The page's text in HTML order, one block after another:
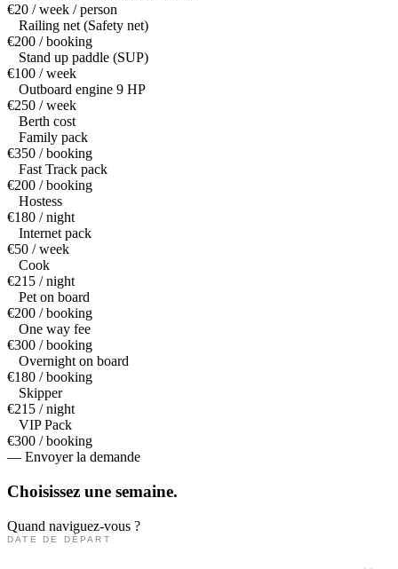
€20 / week / person
Railing net (Safety net)
€200 / booking
Stand up paddle (SUP)
€100 / week
Outboard engine 9 HP
€250 / week
Berth cost
Family pack
€350 / booking
Fast Track pack
€200 / booking
Hostess
€180 / night
Internet pack
€50 / week
Cook
€215 / night
Pet on board
€200 / booking
One way fee
€300 / booking
Overnight on board
€180 / booking
Skipper
€215 / night
VIP Pack
€300 / booking
— Envoyer la demande
Choisissez une semaine.
Quand naviguez-vous ?
DATE DE DÉPART